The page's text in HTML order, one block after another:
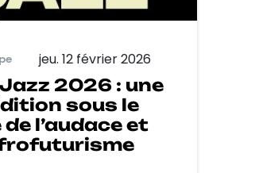
jeu. 12 février 2026
2026 : une
sous le
l’audace et